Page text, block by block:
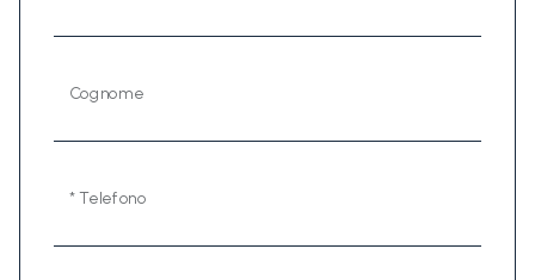
Cognome
* Telefono